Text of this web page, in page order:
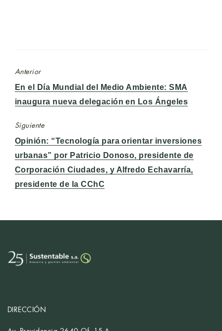
Anterior
Entrada
anterior:
En el Día Mundial del Medio Ambiente: SMA
inaugura nueva delegación en Los Ángeles
Siguiente
Entrada
siguiente:
Opinión: “Tecnología para orientar inversiones
urbanas” por Patricio Donoso, presidente de
Corporación Ciudades, y Alfredo Echavarría,
presidente de la CChC
DIRECCIÓN